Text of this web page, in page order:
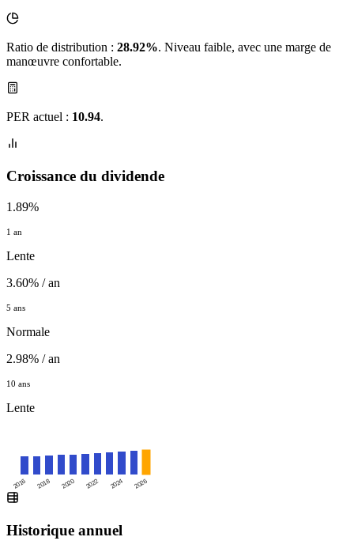
Ratio de distribution : 28.92%. Niveau faible, avec une marge de
manœuvre confortable.
PER actuel : 10.94.
Croissance du dividende
1.89%
1 an
Lente
3.60% / an
5 ans
Normale
2.98% / an
10 ans
Lente
2016 2018 2020 2022 2024 2026
Historique annuel